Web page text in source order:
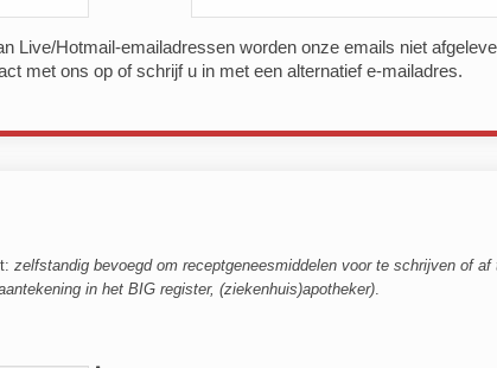
Live/Hotmail-emailadressen worden onze emails niet
met ons op of schrijf u in met een alternatief e-mailadres.
zelfstandig bevoegd om receptgeneesmiddelen voor te schrijven of af
in het BIG register, (ziekenhuis)apotheker).